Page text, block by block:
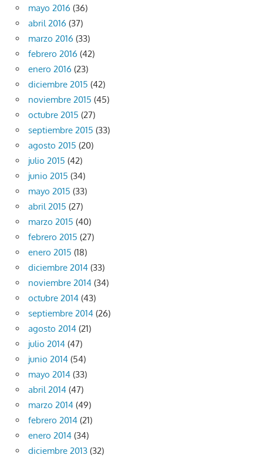
mayo 2016 (36)
abril 2016 (37)
marzo 2016 (33)
febrero 2016 (42)
enero 2016 (23)
diciembre 2015 (42)
noviembre 2015 (45)
octubre 2015 (27)
septiembre 2015 (33)
agosto 2015 (20)
julio 2015 (42)
junio 2015 (34)
mayo 2015 (33)
abril 2015 (27)
marzo 2015 (40)
febrero 2015 (27)
enero 2015 (18)
diciembre 2014 (33)
noviembre 2014 (34)
octubre 2014 (43)
septiembre 2014 (26)
agosto 2014 (21)
julio 2014 (47)
junio 2014 (54)
mayo 2014 (33)
abril 2014 (47)
marzo 2014 (49)
febrero 2014 (21)
enero 2014 (34)
diciembre 2013 (32)